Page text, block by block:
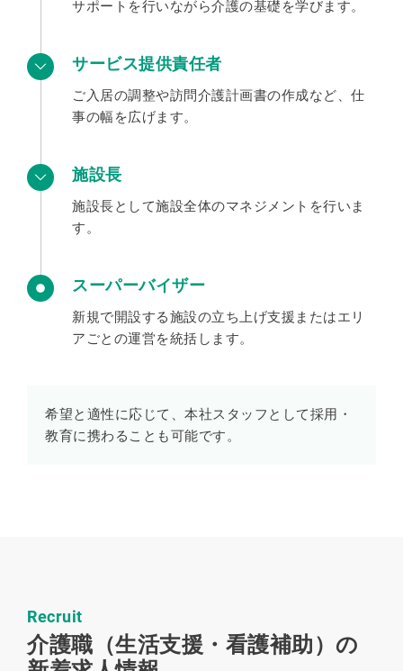
サポートを行いながら介護の基礎を学びます。
サービス提供責任者
ご入居の調整や訪問介護計画書の作成など、仕
事の幅を広げます。
施設長
施設長として施設全体のマネジメントを行いま
す。
スーパーバイザー
新規で開設する施設の立ち上げ支援またはエリ
アごとの運営を統括します。
希望と適性に応じて、本社スタッフとして採用・
教育に携わることも可能です。
Recruit
介護職（生活支援・看護補助）の